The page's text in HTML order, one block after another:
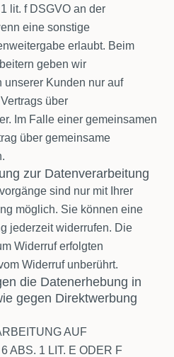
lit. f DSGVO an der
eine sonstige
erlaubt. Beim
geben wir
unserer Kunden nur auf
über
Im Falle einer gemeinsamen
über gemeinsame
zur Datenverarbeitung
sind nur mit Ihrer
möglich. Sie können eine
jederzeit widerrufen. Die
Widerruf erfolgten
Widerruf unberührt.
die Datenerhebung in
gegen Direktwerbung
AUF
ABS. 1 LIT. E ODER F